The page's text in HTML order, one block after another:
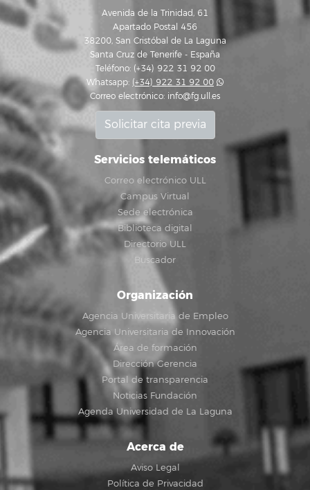
Avenida de la Trinidad, 61
Apartado Postal 456
38200, San Cristóbal de La Laguna
Santa Cruz de Tenerife - España
Teléfono: (+34) 922 31 92 00
Whatsapp: (+34) 922 31 92 00
Correo electrónico: info@fg.ull.es
Solicitar cita previa
Servicios telemáticos
Correo electrónico ULL
Campus Virtual
Sede electrónica
Biblioteca digital
Directorio ULL
Buscador
Organización
Agencia Universitaria de Empleo
Agencia Universitaria de Innovación
Área de formación
Dirección Gerencia
Portal de transparencia
Noticias Fundación
Agenda Universidad de La Laguna
Acerca de
Aviso Legal
Política de Privacidad